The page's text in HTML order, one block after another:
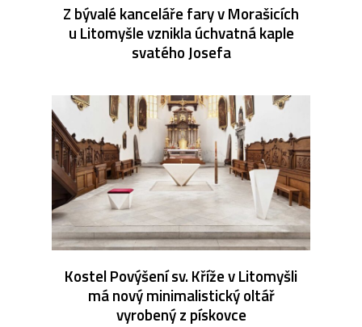
Z bývalé kanceláře fary v Morašicích
u Litomyšle vznikla úchvatná kaple
svatého Josefa
Kostel Povýšení sv. Kříže v Litomyšli
má nový minimalistický oltář
vyrobený z pískovce